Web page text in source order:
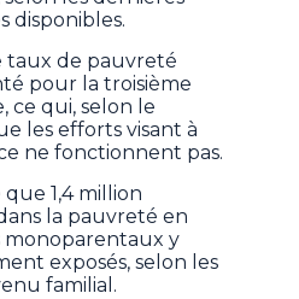
disponibles.
taux de pauvreté
pour la troisième
ce qui, selon le
les efforts visant à
ne fonctionnent pas.
1,4 million
la pauvreté en
monoparentaux y
exposés, selon les
familial.